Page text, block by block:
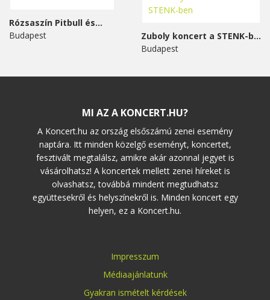
Rózsaszín Pitbull és...
Budapest
Zuboly koncert a STENK-ben
Budapest
MI AZ A KONCERT.HU?
A Koncert.hu az ország elsőszámú zenei esemény
naptára. Itt minden közelgő eseményt, koncertet,
fesztivált megtalálsz, amikre akár azonnal jegyet is
vásárolhatsz! A koncertek mellett zenei híreket is
olvashatsz, továbbá mindent megtudhatsz
együttesekről és helyszínekről is. Minden koncert egy
helyen, ez a Koncert.hu.
Impresszum
Médiaajánlatunk
Gyakran ismételt kérdések